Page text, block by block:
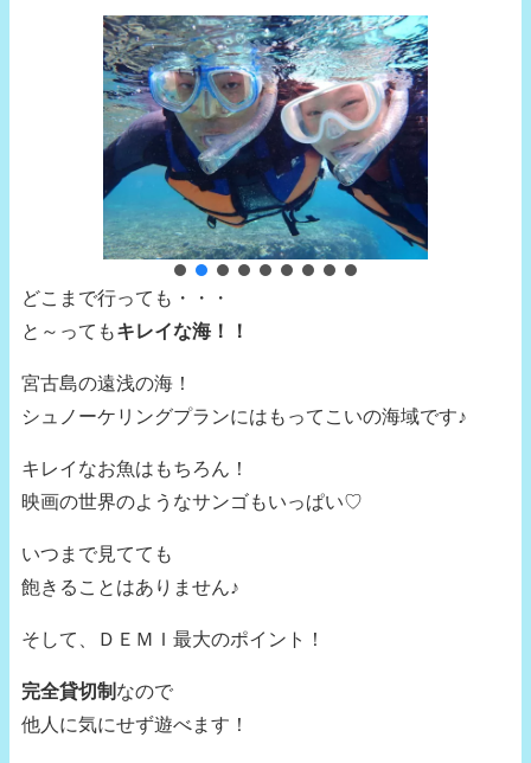
どこまで行っても・・・
と～ってもキレイな海！！
宮古島の遠浅の海！
シュノーケリングプランにはもってこいの海域です♪
キレイなお魚はもちろん！
映画の世界のようなサンゴもいっぱい♡
いつまで見てても
飽きることはありません♪
そして、ＤＥＭＩ最大のポイント！
完全貸切制 なので
他人に気にせず遊べます！